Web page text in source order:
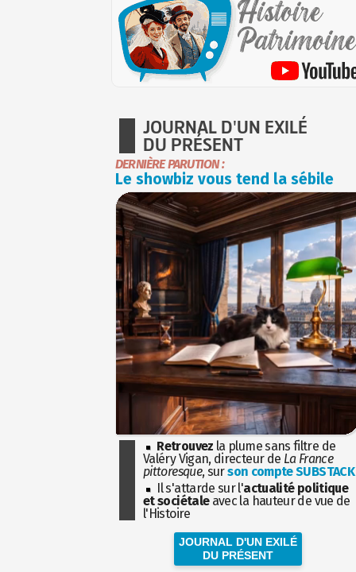
JOURNAL D'UN EXILÉ
DU PRÉSENT
DERNIÈRE PARUTION :
Le showbiz vous tend la sébile
Retrouvez la plume sans filtre de
Valéry Vigan, directeur de La France
pittoresque, surson compte SUBSTACK
Il s'attarde sur l'actualité politique
et sociétaleavec la hauteur de vue de
l'Histoire
JOURNAL D'UN EXILÉ
DU PRÉSENT